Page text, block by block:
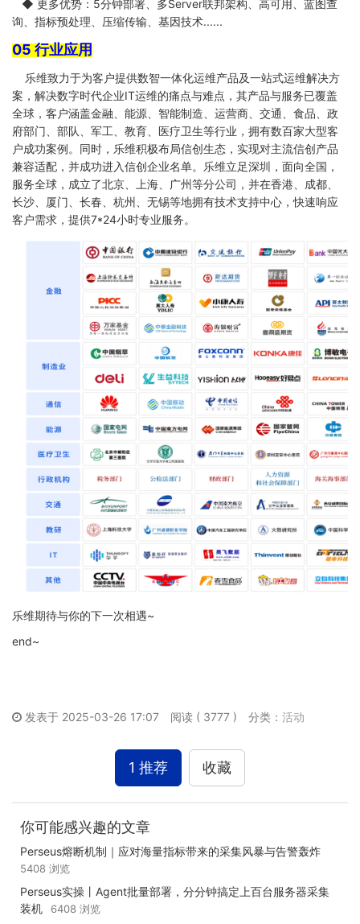
◆ 更多优势：5分钟部署、多Server联邦架构、高可用、蓝图查
询、指标预处理、压缩传输、基因技术......
05 行业应用
乐维致力于为客户提供数智一体化运维产品及一站式运维解决方
案，解决数字时代企业IT运维的痛点与难点，其产品与服务已覆盖
全球，客户涵盖金融、能源、智能制造、运营商、交通、食品、政
府部门、部队、军工、教育、医疗卫生等行业，拥有数百家大型客
户成功案例。同时，乐维积极布局信创生态，实现对主流信创产品
兼容适配，并成功进入信创企业名单。乐维立足深圳，面向全国，
服务全球，成立了北京、上海、广州等分公司，并在香港、成都、
长沙、厦门、长春、杭州、无锡等地拥有技术支持中心，快速响应
客户需求，提供7*24小时专业服务。
乐维期待与你的下一次相遇~
end~
发表于 2025-03-26 17:07 阅读 ( 3777 ) 分类： 活动
1 推荐 收藏
你可能感兴趣的文章
Perseus熔断机制｜应对海量指标带来的采集风暴与告警轰炸
5408 浏览
Perseus实操丨Agent批量部署，分分钟搞定上百台服务器采集
装机
6408 浏览